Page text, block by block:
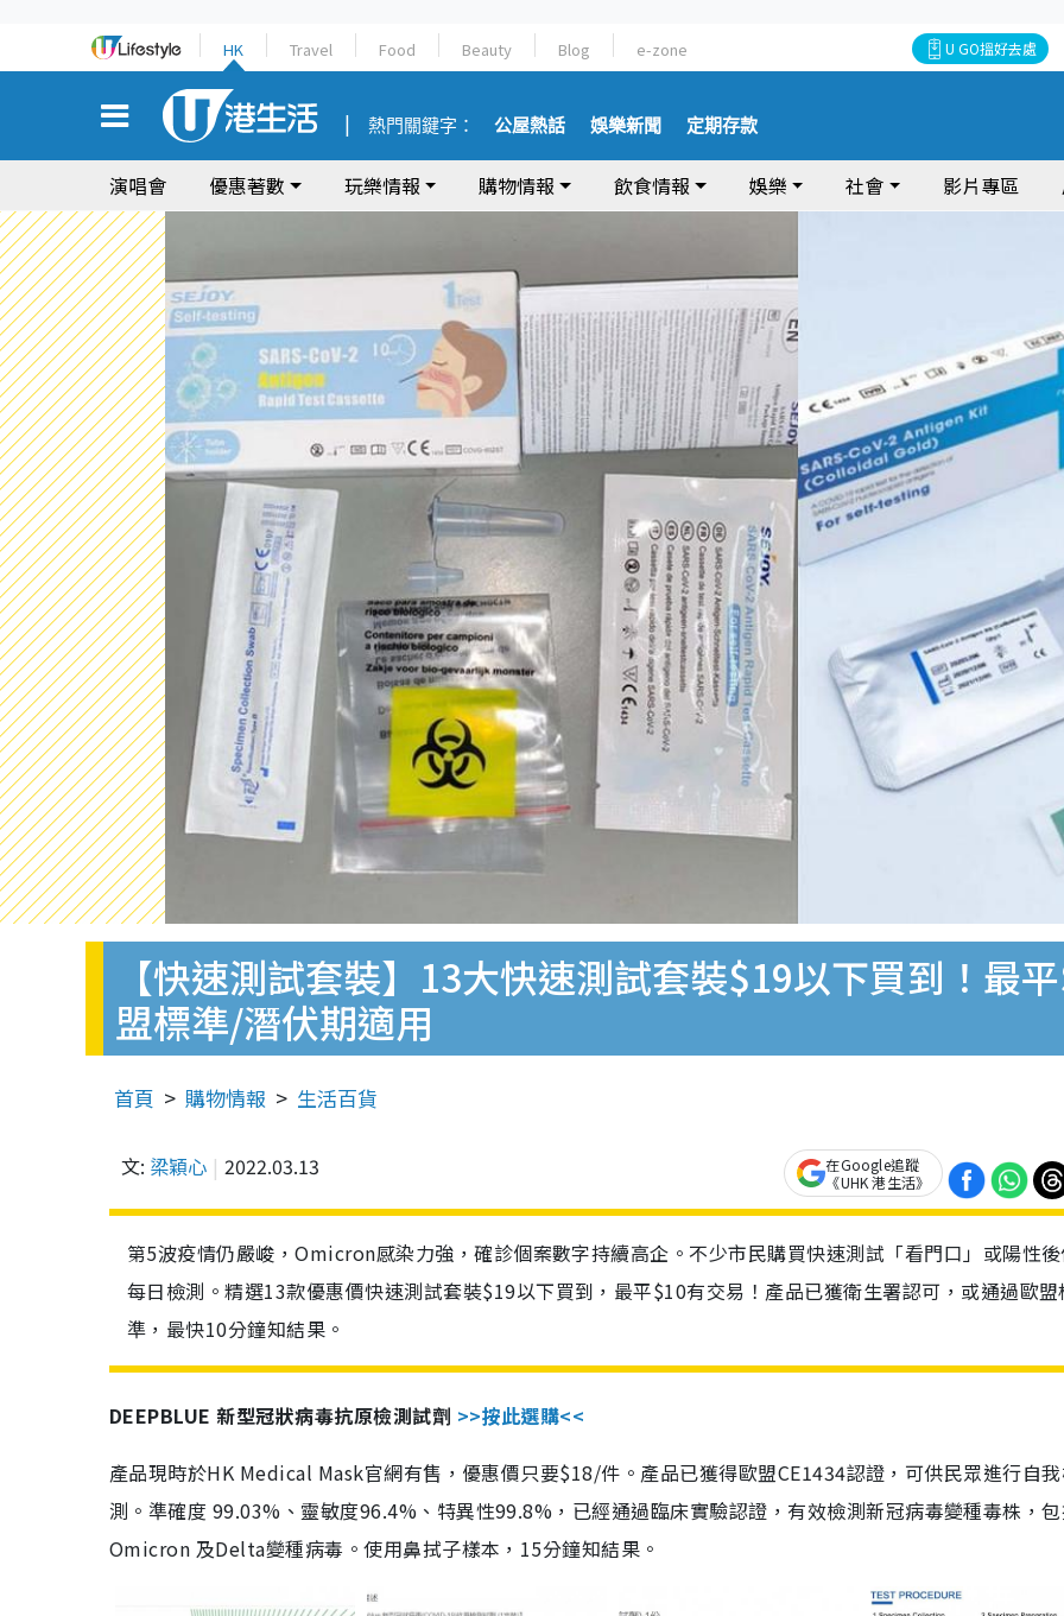
HK Travel Food Beauty Blog e-zone U GO搵好去處
熱門關鍵字： 公屋熱話 娛樂新聞 定期存款
演唱會 優惠著數 玩樂情報 購物情報 飲食情報 娛樂 社會 影片專區
【快速測試套裝】13大快速測試套裝$19以下買到！最
盟標準/潛伏期適用
首頁 購物情報 生活百貨
文: 梁穎心 2022.03.13
在Google追蹤
《UHK 港生活》
第5波疫情仍嚴峻，Omicron感染力強，確診個案數字持續高企。不少市民購買快速測試「看門口」或陽性
每日檢測。精選13款優惠價快速測試套裝$19以下買到，最平$10有交易！產品已獲衛生署認可，或通過歐盟
準，最快10分鐘知結果。
DEEPBLUE 新型冠狀病毒抗原檢測試劑 >>按此選購<<
產品現時於HK Medical Mask官網有售，優惠價只要$18/件。產品已獲得歐盟CE1434認證，可供民眾進行自
測。準確度 99.03%、靈敏度96.4%、特異性99.8%，已經通過臨床實驗認證，有效檢測新冠病毒變種毒株，
Omicron 及Delta變種病毒。使用鼻拭子樣本，15分鐘知結果。